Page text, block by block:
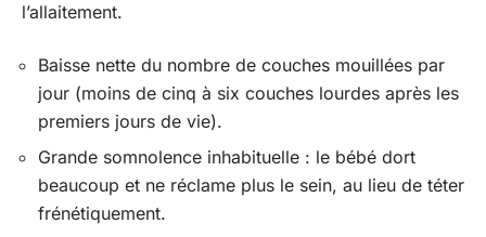
l’allaitement.
Baisse nette du nombre de couches mouillées par
jour (moins de cinq à six couches lourdes après les
premiers jours de vie).
Grande somnolence inhabituelle : le bébé dort
beaucoup et ne réclame plus le sein, au lieu de téter
frénétiquement.